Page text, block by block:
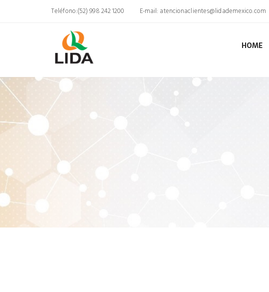
Teléfono:(52) 998 242 1200 E-mail: atencionaclientes@lidademexico.com
HOME